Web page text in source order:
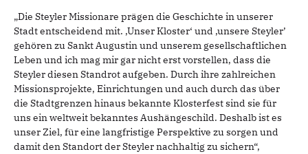
„Die Steyler Missionare prägen die Geschichte in unserer
Stadt entscheidend mit. ,Unser Kloster‘ und ,unsere Steyler’
gehören zu Sankt Augustin und unserem gesellschaftlichen
Leben und ich mag mir gar nicht erst vorstellen, dass die
Steyler diesen Standrot aufgeben. Durch ihre zahlreichen
Missionsprojekte, Einrichtungen und auch durch das über
die Stadtgrenzen hinaus bekannte Klosterfest sind sie für
uns ein weltweit bekanntes Aushängeschild. Deshalb ist es
unser Ziel, für eine langfristige Perspektive zu sorgen und
damit den Standort der Steyler nachhaltig zu sichern“,